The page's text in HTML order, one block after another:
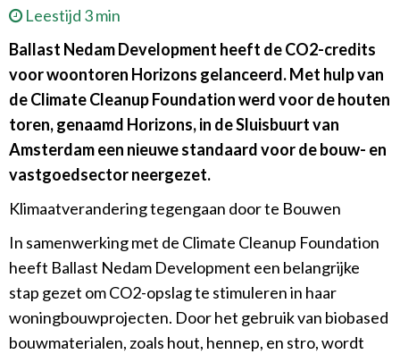
Leestijd 3 min
Ballast Nedam Development heeft de CO2-credits
voor woontoren Horizons gelanceerd. Met hulp van
de Climate Cleanup Foundation werd voor de houten
toren, genaamd Horizons, in de Sluisbuurt van
Amsterdam een nieuwe standaard voor de bouw- en
vastgoedsector neergezet.
Klimaatverandering tegengaan door te Bouwen
In samenwerking met de Climate Cleanup Foundation
heeft Ballast Nedam Development een belangrijke
stap gezet om CO2-opslag te stimuleren in haar
woningbouwprojecten. Door het gebruik van biobased
bouwmaterialen, zoals hout, hennep, en stro, wordt